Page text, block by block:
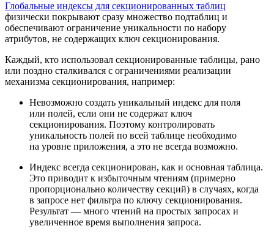
Глобальные индексы для секционированных таблиц
физически покрывают сразу множество подтаблиц и
обеспечивают ограничение уникальности по набору
атрибутов, не содержащих ключ секционирования.
Каждый, кто использовал секционированные таблицы, рано
или поздно сталкивался с ограничениями реализации
механизма секционирования, например:
Невозможно создать уникальный индекс для поля
или полей, если они не содержат ключ
секционирования. Поэтому контролировать
уникальность полей по всей таблице необходимо
на уровне приложения, а это не всегда возможно.
Индекс всегда секционирован, как и основная таблица.
Это приводит к избыточным чтениям (примерно
пропорционально количеству секций) в случаях, когда
в запросе нет фильтра по ключу секционирования.
Результат — много чтений на простых запросах и
увеличенное время выполнения запроса.